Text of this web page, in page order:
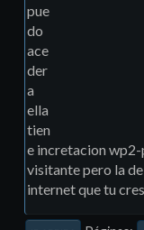
pue
do
ace
der
a
ella
tien
e incretacion wp2-
visitante pero la
internet que tu